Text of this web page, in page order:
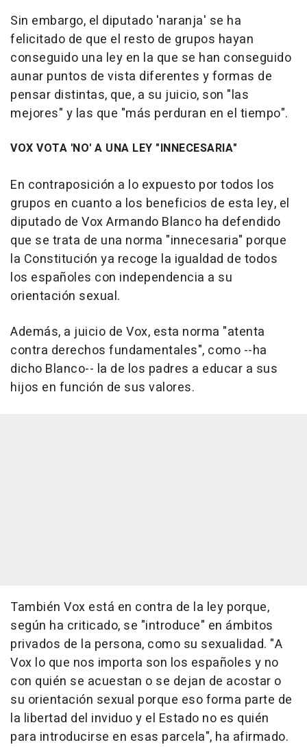
Sin embargo, el diputado 'naranja' se ha
felicitado de que el resto de grupos hayan
conseguido una ley en la que se han conseguido
aunar puntos de vista diferentes y formas de
pensar distintas, que, a su juicio, son "las
mejores" y las que "más perduran en el tiempo".
VOX VOTA 'NO' A UNA LEY "INNECESARIA"
En contraposición a lo expuesto por todos los
grupos en cuanto a los beneficios de esta ley, el
diputado de Vox Armando Blanco ha defendido
que se trata de una norma "innecesaria" porque
la Constitución ya recoge la igualdad de todos
los españoles con independencia a su
orientación sexual.
Además, a juicio de Vox, esta norma "atenta
contra derechos fundamentales", como --ha
dicho Blanco-- la de los padres a educar a sus
hijos en función de sus valores.
También Vox está en contra de la ley porque,
según ha criticado, se "introduce" en ámbitos
privados de la persona, como su sexualidad. "A
Vox lo que nos importa son los españoles y no
con quién se acuestan o se dejan de acostar o
su orientación sexual porque eso forma parte de
la libertad del inviduo y el Estado no es quién
para introducirse en esas parcela", ha afirmado.